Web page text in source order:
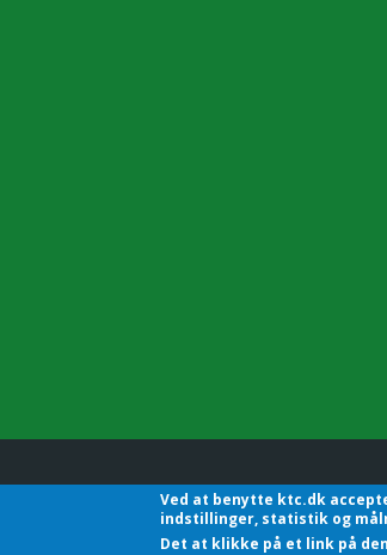
KTC
Ved at benytte ktc.dk
indstillinger, statistik og
Det at klikke på et link på